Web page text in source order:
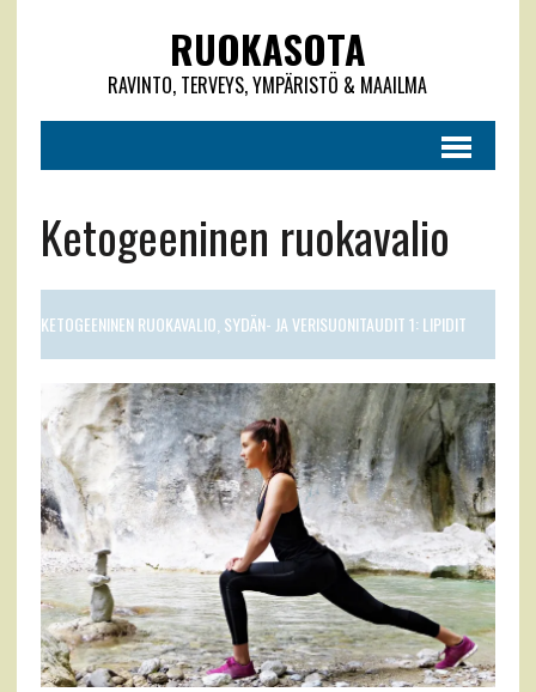
RUOKASOTA
RAVINTO, TERVEYS, YMPÄRISTÖ & MAAILMA
Ketogeeninen ruokavalio
KETOGEENINEN RUOKAVALIO, SYDÄN- JA VERISUONITAUDIT 1: LIPIDIT